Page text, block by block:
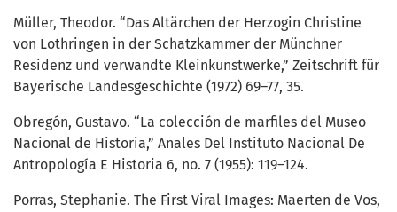
Müller, Theodor. “Das Altärchen der Herzogin Christine
von Lothringen in der Schatzkammer der Münchner
Residenz und verwandte Kleinkunstwerke,” Zeitschrift für
Bayerische Landesgeschichte (1972) 69–77, 35.
Obregón, Gustavo. “La colección de marfiles del Museo
Nacional de Historia,” Anales Del Instituto Nacional De
Antropología E Historia 6, no. 7 (1955): 119–124.
Porras, Stephanie. The First Viral Images: Maerten de Vos,